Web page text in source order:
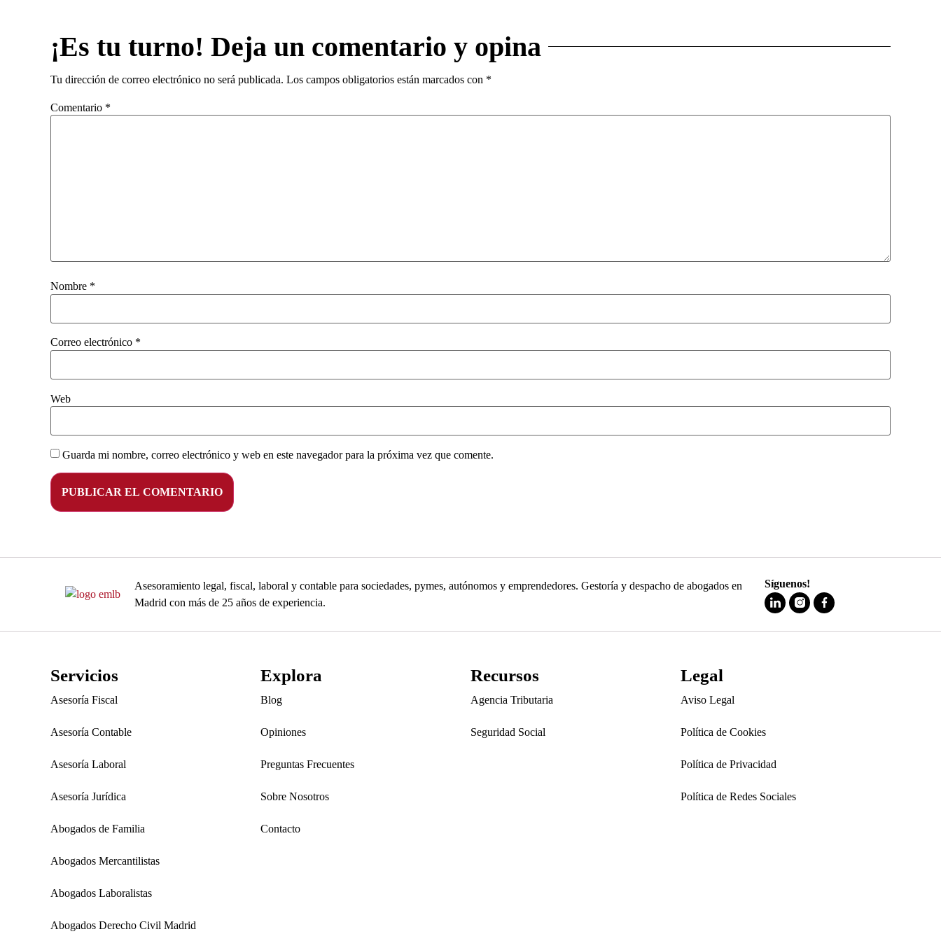
¡Es tu turno! Deja un comentario y opina
Tu dirección de correo electrónico no será publicada. Los campos obligatorios están marcados con *
Comentario *
Nombre *
Correo electrónico *
Web
Guarda mi nombre, correo electrónico y web en este navegador para la próxima vez que comente.
Asesoramiento legal, fiscal, laboral y contable para sociedades, pymes, autónomos y emprendedores. Gestoría y despacho de abogados en
Madrid con más de 25 años de experiencia.
Síguenos!
Servicios
Asesoría Fiscal
Asesoría Contable
Asesoría Laboral
Asesoría Jurídica
Abogados de Familia
Abogados Mercantilistas
Abogados Laboralistas
Abogados Derecho Civil Madrid
Explora
Blog
Opiniones
Preguntas Frecuentes
Sobre Nosotros
Contacto
Recursos
Agencia Tributaria
Seguridad Social
Legal
Aviso Legal
Política de Cookies
Política de Privacidad
Política de Redes Sociales